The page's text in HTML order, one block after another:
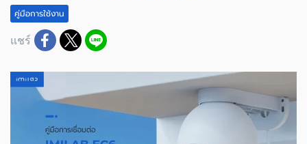
คู่มือการใช้งาน
แชร์